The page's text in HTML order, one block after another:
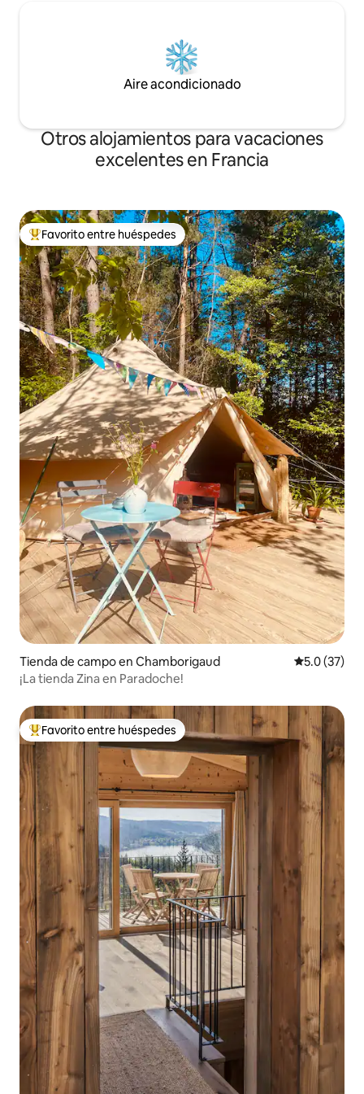
Aire acondicionado
Otros alojamientos para vacaciones
excelentes en Francia
Favorito entre huéspedes preferido
Favorito entre huéspedes
Tienda de campo en Chamborigaud Calificación
5.0 (37)
¡La tienda Zina en Paradoche!
Favorito entre huéspedes preferido
Favorito entre huéspedes